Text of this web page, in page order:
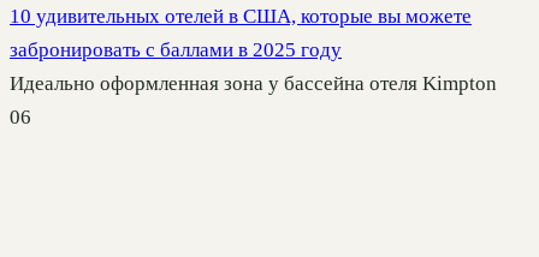
10 удивительных отелей в США, которые вы можете
забронировать с баллами в 2025 году
Идеально оформленная зона у бассейна отеля Kimpton
06